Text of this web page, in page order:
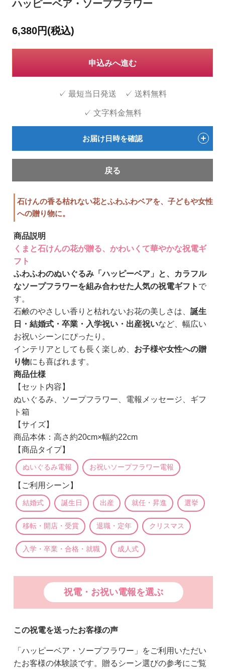
ハッピーベア・ソープフラワー
石けんの香る枯れない花とふわふわベアを、子どもや女性
への贈り物に。
商品説明
くまと石けんの花が贈る、かわいくて華やかな祝電ギ
フト
ふわふわのぬいぐるみ「ハッピーベア」と、カラフル
なソープフラワーを組み合わせた人気の祝電ギフト で
す。
石鹸のやさしい香りと枯れないお花の美しさは、 誕生
日・結婚式・卒業・入学祝い・出産祝いなど、幅広い
お祝いシーンにぴったり。
インテリアとしても長く楽しめ、 お子様や女性への贈
り物にも喜ばれます。
商品仕様
【セット内容】
ぬいぐるみ、ソープフラワー、電報メッセージ、ギフ
ト箱
【サイズ】
商品本体：高さ約20cm×幅約22cm
【商品タイプ】
ぬいぐるみ電報 お祝いソープフラワー電報
【ご利用シーン】
結婚式 誕生日 出産 就任・昇進 選挙
移転・開店・受賞 退職・定年 クリスマス
入学・卒業・合格・就職 成人式
祝電・お祝い電報を選ぶ
この祝電を送ったお客様の声
「ハッピーベア・ソープフラワー」をご利用いただい
たお客様の体験談です。贈るシーン選びの参考にご覧
6,380円(税込)
申込みへ進む
✓ 最短当日発送 ✓ 送料無料
✓ 文字料金無料
お届け日時を確認
戻る